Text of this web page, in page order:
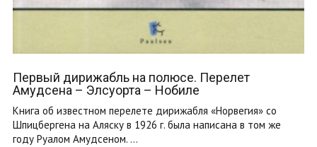
Первый дирижабль на полюсе. Перелет
Амудсена – Элсуорта – Нобиле
Книга об известном перелете дирижабля «Норвегия» со
Шпицбергена на Аляску в 1926 г. была написана в том же
году Руалом Амудсеном. ...